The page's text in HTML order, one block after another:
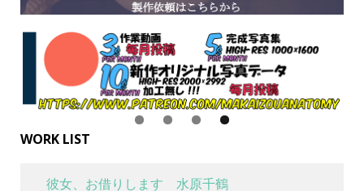
WORK LIST
彼女、お借りします 水原千鶴